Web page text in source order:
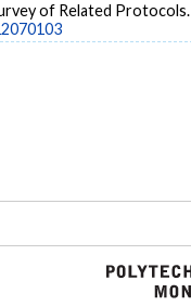
of Related Protocols.